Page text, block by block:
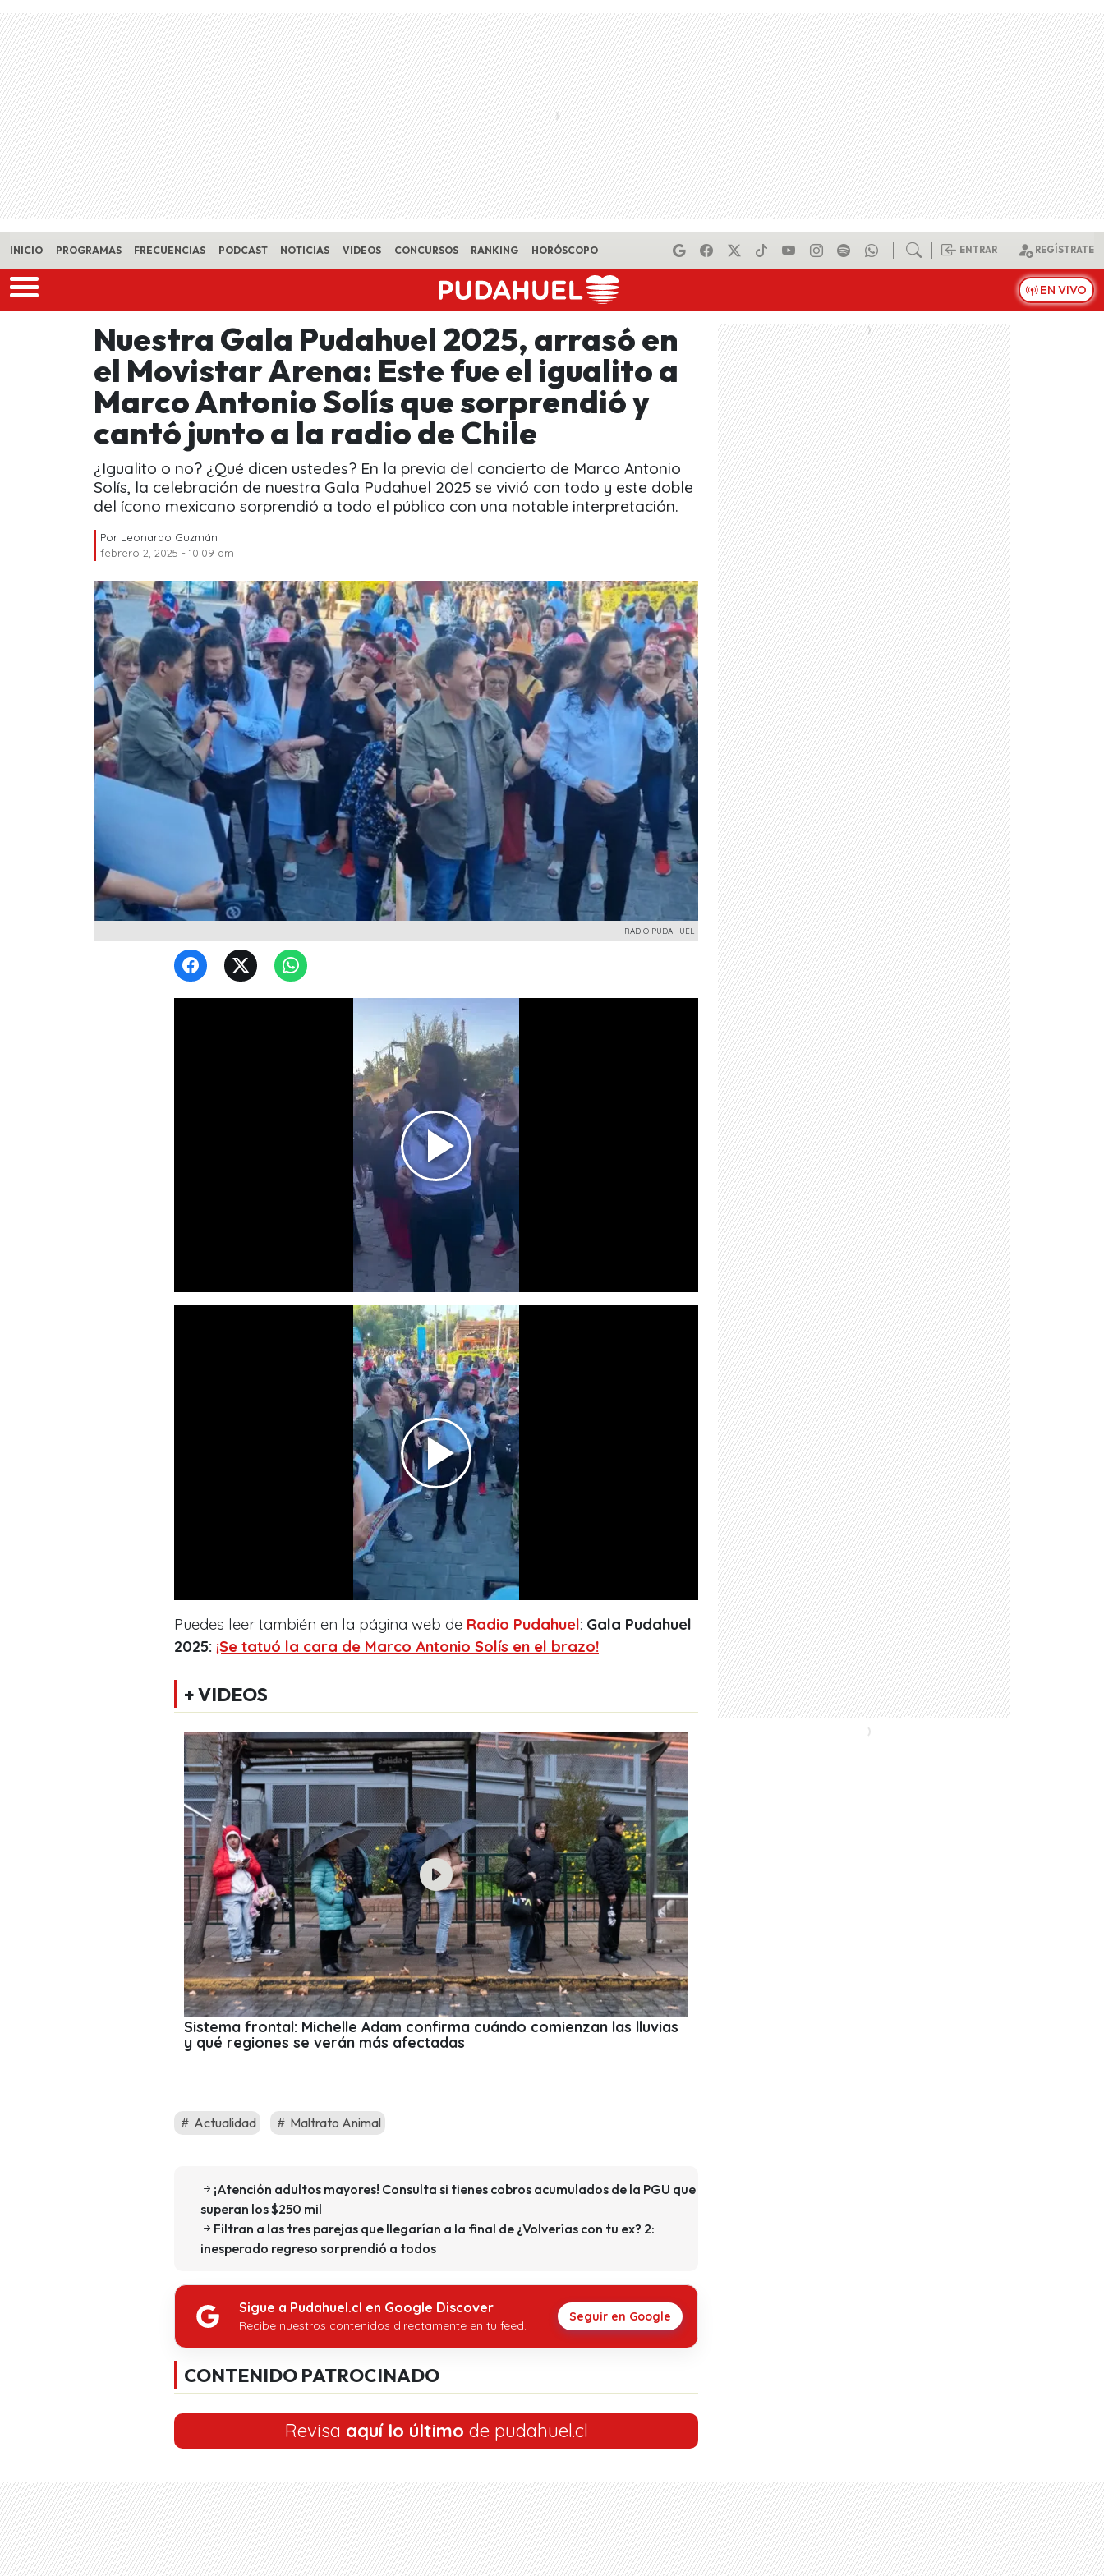
Skip to main content
INICIO PROGRAMAS FRECUENCIAS PODCAST NOTICIAS VIDEOS CONCURSOS RANKING HORÓSCOPO ENTRAR REGÍSTRATE
EN VIVO
Nuestra Gala Pudahuel 2025, arrasó en
el Movistar Arena: Este fue el igualito a
Marco Antonio Solís que sorprendió y
cantó junto a la radio de Chile
¿Igualito o no? ¿Qué dicen ustedes? En la previa del concierto de Marco Antonio
Solís, la celebración de nuestra Gala Pudahuel 2025 se vivió con todo y este doble
del ícono mexicano sorprendió a todo el público con una notable interpretación.
Por Leonardo Guzmán
febrero 2, 2025 - 10:09 am
RADIO PUDAHUEL
Puedes leer también en la página web de Radio Pudahuel: Gala Pudahuel
2025: ¡Se tatuó la cara de Marco Antonio Solís en el brazo!
+ VIDEOS
Sistema frontal: Michelle Adam confirma cuándo comienzan las lluvias
y qué regiones se verán más afectadas
Actualidad Maltrato Animal
¡Atención adultos mayores! Consulta si tienes cobros acumulados de la PGU que
superan los $250 mil
Filtran a las tres parejas que llegarían a la final de ¿Volverías con tu ex? 2:
inesperado regreso sorprendió a todos
Sigue a Pudahuel.cl en Google Discover
Recibe nuestros contenidos directamente en tu feed.
Seguir en Google
CONTENIDO PATROCINADO
Revisa aquí lo último de pudahuel.cl